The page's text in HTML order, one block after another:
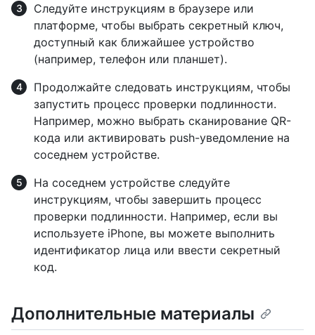
Следуйте инструкциям в браузере или
платформе, чтобы выбрать секретный ключ,
доступный как ближайшее устройство
(например, телефон или планшет).
Продолжайте следовать инструкциям, чтобы
запустить процесс проверки подлинности.
Например, можно выбрать сканирование QR-
кода или активировать push-уведомление на
соседнем устройстве.
На соседнем устройстве следуйте
инструкциям, чтобы завершить процесс
проверки подлинности. Например, если вы
используете iPhone, вы можете выполнить
идентификатор лица или ввести секретный
код.
Дополнительные материалы